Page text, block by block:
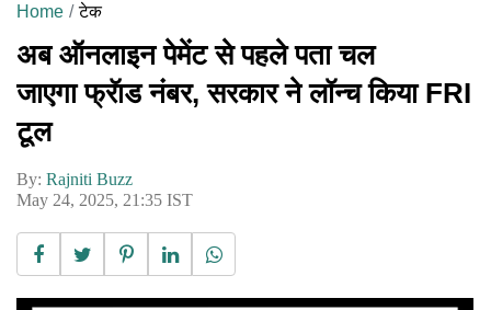
Home टेक
अब ऑनलाइन पेमेंट से पहले पता चल
जाएगा फ्रॅाड नंबर, सरकार ने लॉन्च किया FRI
टूल
By: Rajniti Buzz
May 24, 2025, 21:35 IST